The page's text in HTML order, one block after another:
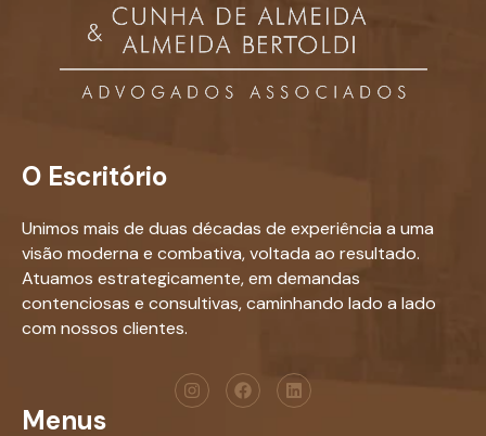
O Escritório
Unimos mais de duas décadas de experiência a uma
visão moderna e combativa, voltada ao resultado.
Atuamos estrategicamente, em demandas
contenciosas e consultivas, caminhando lado a lado
com nossos clientes.
Menus